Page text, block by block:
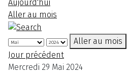
Aujourd'hui
Aller au mois
Aller au mois
Jour précédent
Mercredi 29 Mai 2024